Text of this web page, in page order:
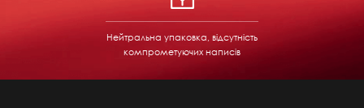
Нейтральна упаковка, відсутність
компрометуючих написів